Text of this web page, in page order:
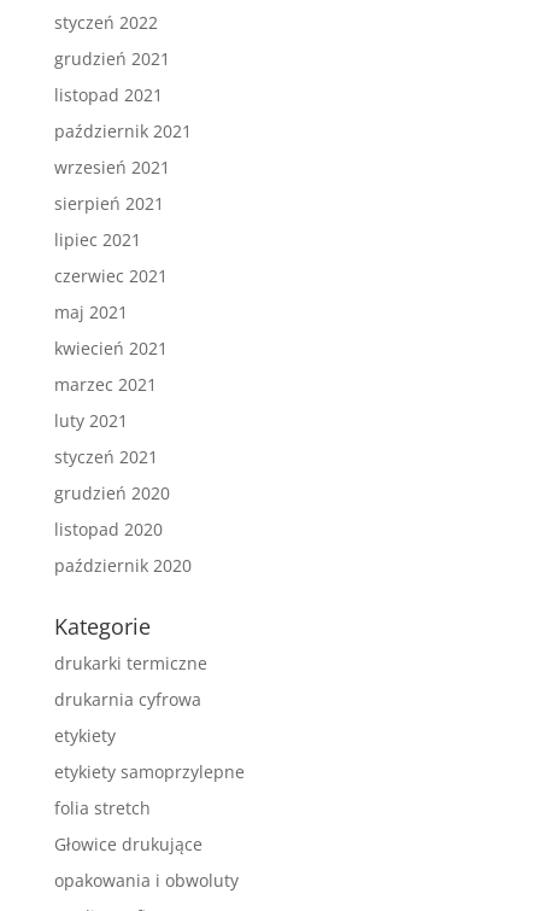
styczeń 2022
grudzień 2021
listopad 2021
październik 2021
wrzesień 2021
sierpień 2021
lipiec 2021
czerwiec 2021
maj 2021
kwiecień 2021
marzec 2021
luty 2021
styczeń 2021
grudzień 2020
listopad 2020
październik 2020
Kategorie
drukarki termiczne
drukarnia cyfrowa
etykiety
etykiety samoprzylepne
folia stretch
Głowice drukujące
opakowania i obwoluty